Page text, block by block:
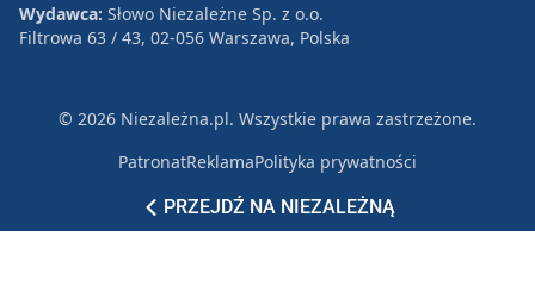
PRZEJDŹ NA NIEZALEŻNĄ
Wydawca: Słowo Niezależne Sp. z o.o.
Filtrowa 63 / 43, 02-056 Warszawa, Polska
© 2026 Niezależna.pl. Wszystkie prawa zastrzeżone.
PatronatReklamaPolityka prywatności